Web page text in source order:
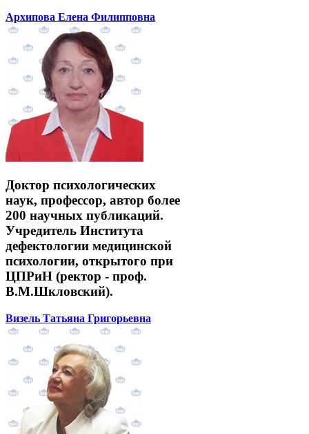
Архипова Елена Филипповна
Доктор психологических
наук, профессор, автор более
200 научных публикаций.
Учредитель Института
дефектологии медицинской
психологии, открытого при
ЦПРиН (ректор - проф.
В.М.Шкловский).
Визель Татьяна Григорьевна